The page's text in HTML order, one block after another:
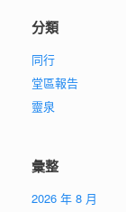
分類
同行
堂區報告
靈泉
彙整
2026 年 8 月